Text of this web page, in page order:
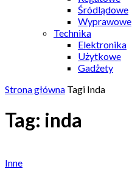
Śródlądowe
Wyprawowe
Technika
Elektronika
Użytkowe
Gadżety
Strona główna Tagi Inda
Tag: inda
Inne